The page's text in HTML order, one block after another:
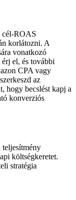
cél-ROAS
korlátozni. A
vonatkozó
el, és további
CPA vagy
az
hogy becslést kapj a
konverziós
teljesítmény
költségkeretet.
stratégia